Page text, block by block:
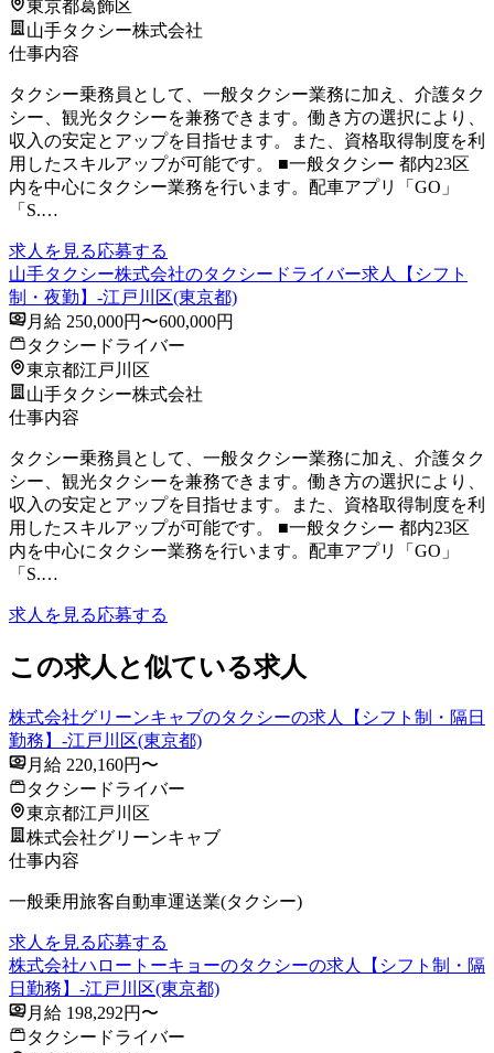
東京都葛飾区
山手タクシー株式会社
仕事内容
タクシー乗務員として、一般タクシー業務に加え、介護タク
シー、観光タクシーを兼務できます。働き方の選択により、
収入の安定とアップを目指せます。また、資格取得制度を利
用したスキルアップが可能です。 ■一般タクシー 都内23区
内を中心にタクシー業務を行います。配車アプリ「GO」
「S.…
求人を見る応募する
山手タクシー株式会社のタクシードライバー求人【シフト
制・夜勤】-江戸川区(東京都)
月給 250,000円〜600,000円
タクシードライバー
東京都江戸川区
山手タクシー株式会社
仕事内容
タクシー乗務員として、一般タクシー業務に加え、介護タク
シー、観光タクシーを兼務できます。働き方の選択により、
収入の安定とアップを目指せます。また、資格取得制度を利
用したスキルアップが可能です。 ■一般タクシー 都内23区
内を中心にタクシー業務を行います。配車アプリ「GO」
「S.…
求人を見る応募する
この求人と似ている求人
株式会社グリーンキャブのタクシーの求人【シフト制・隔日
勤務】-江戸川区(東京都)
月給 220,160円〜
タクシードライバー
東京都江戸川区
株式会社グリーンキャブ
仕事内容
一般乗用旅客自動車運送業(タクシー)
求人を見る応募する
株式会社ハロートーキョーのタクシーの求人【シフト制・隔
日勤務】-江戸川区(東京都)
月給 198,292円〜
タクシードライバー